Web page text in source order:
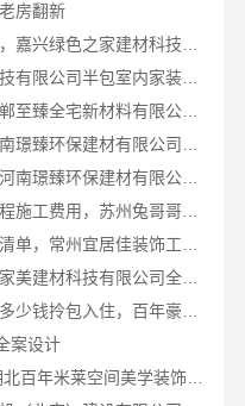
房翻新
福建尚艺空间新材料科技有限公司半包室内家装全屋改造
健康翻新进口材料，邯郸至臻全宅新材料有限公司品质保障
洛阳装饰费用大揭秘，河南璟臻环保建材有限公司透明报价
张家港正规装修公司工程施工费用，苏州兔哥哥智装新材料有限公司
平湖新房装修全屋嘉兴家美建材科技有限公司全包省心
苏州市区靠谱家装装修多少钱拎包入住，百年豪庭新材料有限公司
案设计
襄阳设计装修轻奢风 湖北百年米莱空间美学装饰材料有限公司